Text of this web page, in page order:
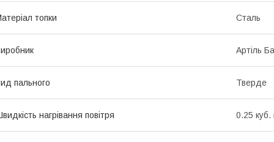
топки Сталь
Артіль
пального Тверде
нагрівання повітря 0.25 куб.